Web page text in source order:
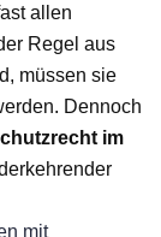
allen
Regel aus
müssen sie
Dennoch
im
mit